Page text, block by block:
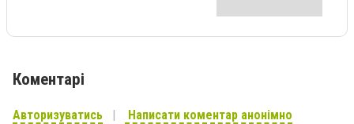
Коментарі
Авторизуватись Написати коментар анонімно